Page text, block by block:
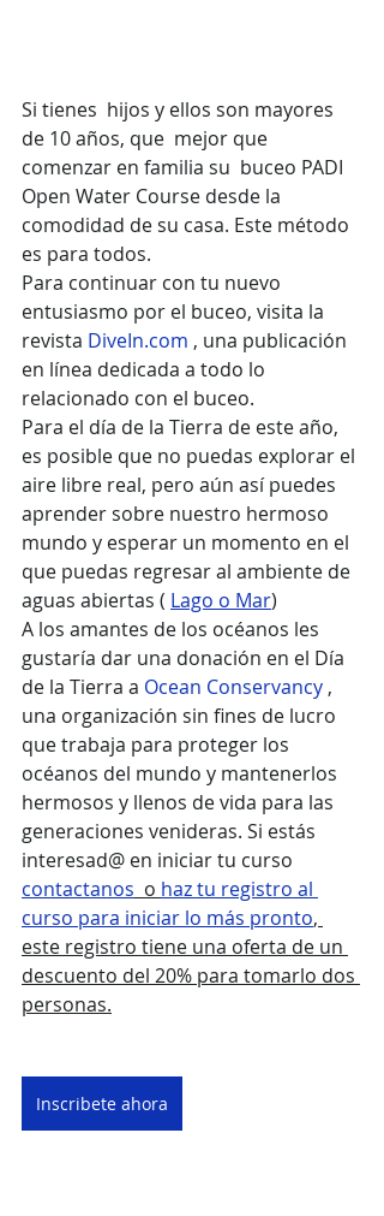
Si tienes  hijos y ellos son mayores
de 10 años, que  mejor que
comenzar en familia su  buceo PADI
Open Water Course desde la
comodidad de su casa. Este método
es para todos.
Para continuar con tu nuevo
entusiasmo por el buceo, visita la
revista DiveIn.com , una publicación
en línea dedicada a todo lo
relacionado con el buceo.
Para el día de la Tierra de este año,
es posible que no puedas explorar el
aire libre real, pero aún así puedes
aprender sobre nuestro hermoso
mundo y esperar un momento en el
que puedas regresar al ambiente de
aguas abiertas ( Lago o Mar)
A los amantes de los océanos les
gustaría dar una donación en el Día
de la Tierra a Ocean Conservancy ,
una organización sin fines de lucro
que trabaja para proteger los
océanos del mundo y mantenerlos
hermosos y llenos de vida para las
generaciones venideras. Si estás
interesad@ en iniciar tu curso
contactanos
  o
haz tu registro al
curso para iniciar lo más pronto,
este registro tiene una oferta de un
descuento del 20% para tomarlo dos
personas.
Inscribete ahora